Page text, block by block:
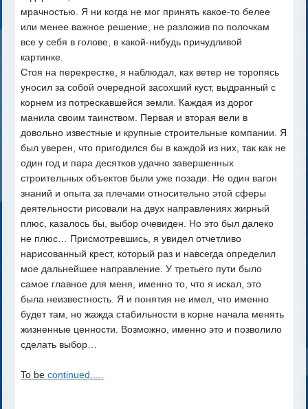
мрачностью. Я ни когда не мог принять какое-то белее
или менее важное решение, не разложив по полочкам
все у себя в голове, в какой-нибудь причудливой
картинке.
Стоя на перекрестке, я наблюдал, как ветер не торопясь
уносил за собой очередной засохший куст, выдранный с
корнем из потрескавшейся земли. Каждая из дорог
манила своим таинством. Первая и вторая вели в
довольно известные и крупные строительные компании. Я
был уверен, что пригодился бы в каждой из них, так как не
один год и пара десятков удачно завершенных
строительных объектов были уже позади. Не один вагон
знаний и опыта за плечами относительно этой сферы
деятельности рисовали на двух направлениях жирный
плюс, казалось бы, выбор очевиден. Но это был далеко
не плюс… Присмотревшись, я увидел отчетливо
нарисованный крест, который раз и навсегда определил
мое дальнейшее направление. У третьего пути было
самое главное для меня, именно то, что я искал, это
была неизвестность. Я и понятия не имел, что именно
будет там, но жажда стабильности в корне начала менять
жизненные ценности. Возможно, именно это и позволило
сделать выбор…
To be continued.....